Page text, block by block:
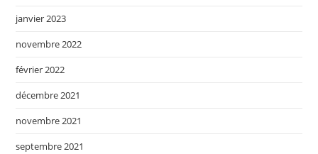
janvier 2023
novembre 2022
février 2022
décembre 2021
novembre 2021
septembre 2021